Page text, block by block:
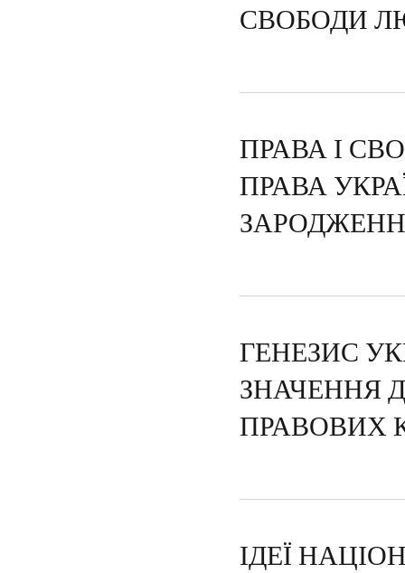
СВОБОДИ
ПРАВА І
ПРАВА
ГЕНЕЗИС
ЗНАЧЕННЯ
ПРАВОВИХ
ІДЕЇ